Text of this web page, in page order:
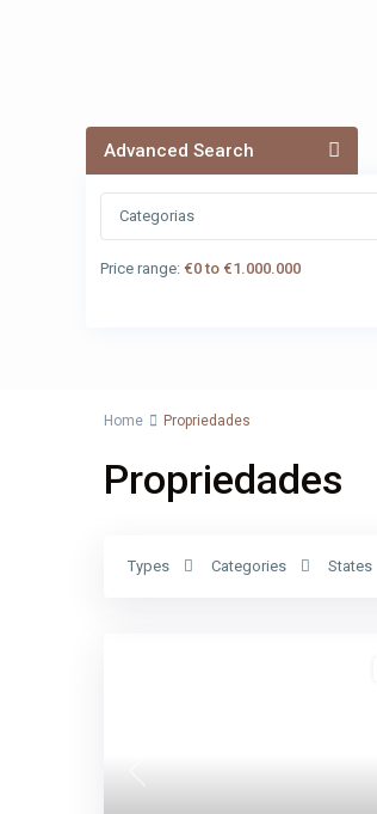
Advanced Search
Categorias
Price range: €0 to €1.000.000
Home Propriedades
Propriedades
Types Categories States